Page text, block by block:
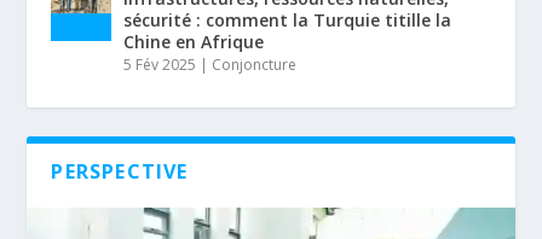
sécurité : comment la Turquie titille la
Chine en Afrique
5 Fév 2025 Conjoncture
PERSPECTIVE